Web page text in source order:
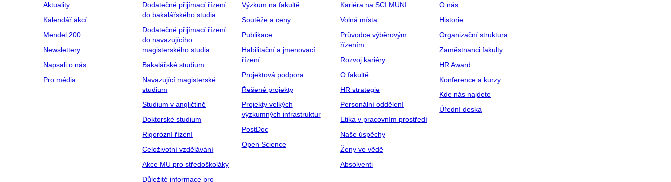
Aktuality
Kalendář akcí
Mendel 200
Newslettery
Napsali o nás
Pro média
Dodatečné přijímací řízení
do bakalářského studia
Dodatečné přijímací řízení
do navazujícího
magisterského studia
Bakalářské studium
Navazující magisterské
studium
Studium v angličtině
Doktorské studium
Rigorózní řízení
Celoživotní vzdělávání
Akce MU pro středoškoláky
Důležité informace pro
Výzkum na fakultě
Soutěže a ceny
Publikace
Habilitační a jmenovací
řízení
Projektová podpora
Řešené projekty
Projekty velkých
výzkumných infrastruktur
PostDoc
Open Science
Kariéra na SCI MUNI
Volná místa
Průvodce výběrovým
řízením
Rozvoj kariéry
O fakultě
HR strategie
Personální oddělení
Etika v pracovním prostředí
Naše úspěchy
Ženy ve vědě
Absolventi
O nás
Historie
Organizační struktura
Zaměstnanci fakulty
HR Award
Konference a kurzy
Kde nás najdete
Úřední deska